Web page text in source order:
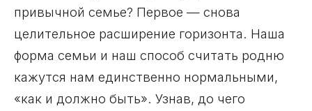
привычной семье? Первое — снова
целительное расширение горизонта. Наша
форма семьи и наш способ считать родню
кажутся нам единственно нормальными,
«как и должно быть». Узнав, до чего